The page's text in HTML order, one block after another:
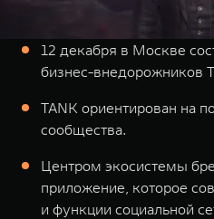
TANK 500
Веди за собой
TANK Финансы
Корпоративным клиентам
TANK Кредит
TANK Лизинг
TANK Страхование
Сервис
Специальные предложения
Моторные масла
ЦИФРОВЫЕ СЕРВИСЫ TANK
Цифровые сервисы TANK
Подписки
12 декабря в Москве
бизнес-внедорожников
TANK ориентирован на
сообщества.
Центром экосистемы
приложение, которое
и функции социальной